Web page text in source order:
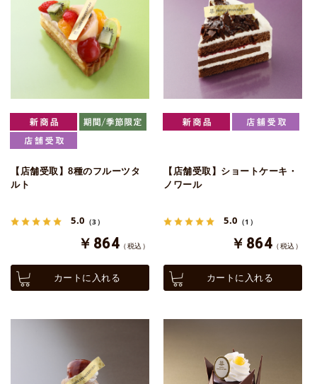
【店舗受取】8種のフルーツタ
ルト
5.0 （3）
￥864 （税込）
カートに入れる
【店舗受取】ショートケーキ・
ノワール
5.0 （1）
￥864 （税込）
カートに入れる